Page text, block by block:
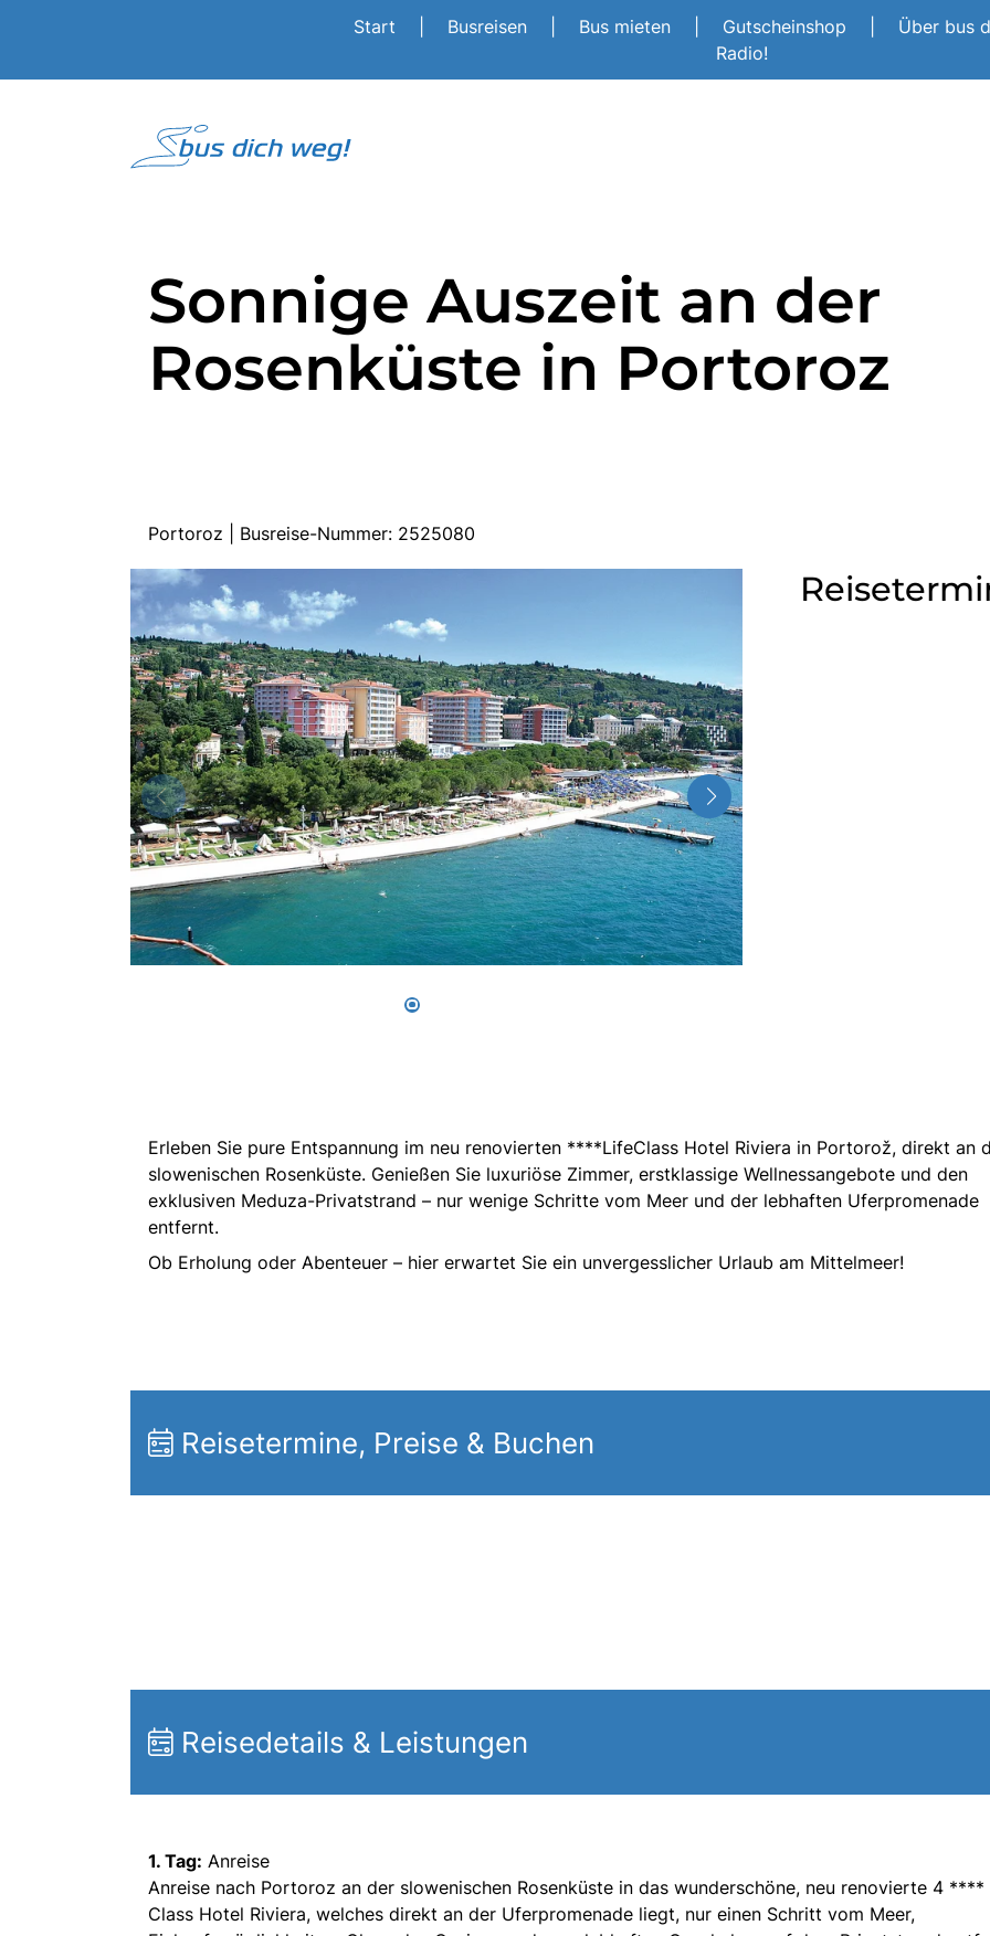
Start Busreisen Bus mieten Gutscheinshop
Über bus
Radio!
Sonnige Auszeit an der
Rosenküste in Portoroz
Portoroz | Busreise-Nummer: 2525080
Erleben Sie pure Entspannung im neu renovierten ****LifeClass Hotel Riviera in Portorož, direkt an
slowenischen Rosenküste. Genießen Sie luxuriöse Zimmer, erstklassige Wellnessangebote und den
exklusiven Meduza-Privatstrand – nur wenige Schritte vom Meer und der lebhaften Uferpromenade
entfernt.
Ob Erholung oder Abenteuer – hier erwartet Sie ein unvergesslicher Urlaub am Mittelmeer!
Reisetermine, Preise & Buchen
Reisedetails & Leistungen
1. Tag: Anreise
Anreise nach Portoroz an der slowenischen Rosenküste in das wunderschöne, neu renovierte 4 ****
Class Hotel Riviera, welches direkt an der Uferpromenade liegt, nur einen Schritt vom Meer,